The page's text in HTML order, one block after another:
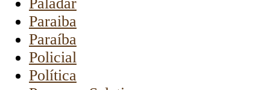
Paraiba
Paraíba
Policial
Política